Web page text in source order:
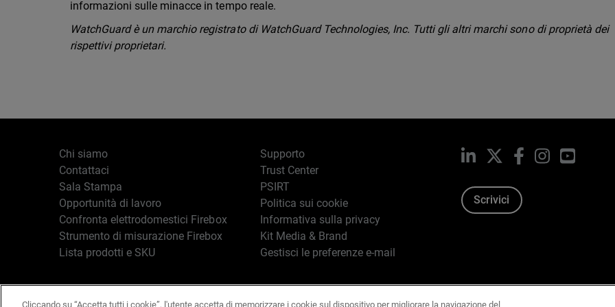
informazioni sulle minacce in tempo reale.
WatchGuard è un marchio registrato di WatchGuard Technologies, Inc. Tutti gli altri marchi sono di proprietà dei
rispettivi proprietari.
Chi siamo
Contattaci
Sala Stampa
Opportunità di lavoro
Confronta elettrodomestici Firebox
Strumento di misurazione Firebox
Lista prodotti e SKU
Supporto
Trust Center
PSIRT
Politica sui cookie
Informativa sulla privacy
Kit Media & Brand
Gestisci le preferenze e-mail
LinkedIn Facebook
Instagram
Scrivici
Cliccando su “Accetta tutti i cookie”, l'utente accetta di memorizzare i cookie sul dispositivo per migliorare la navigazione del